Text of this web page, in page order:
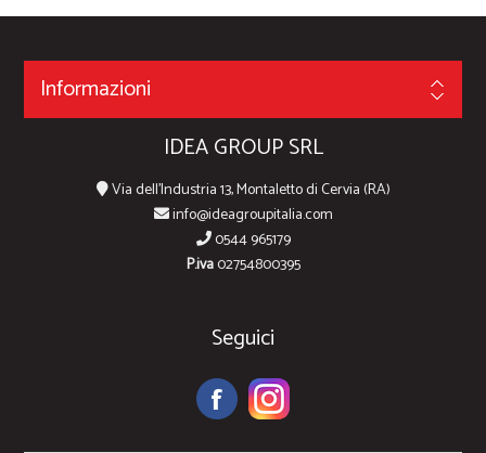
Informazioni
IDEA GROUP SRL
Via dell'Industria 13, Montaletto di Cervia (RA)
info@ideagroupitalia.com
0544 965179
P.iva02754800395
Seguici